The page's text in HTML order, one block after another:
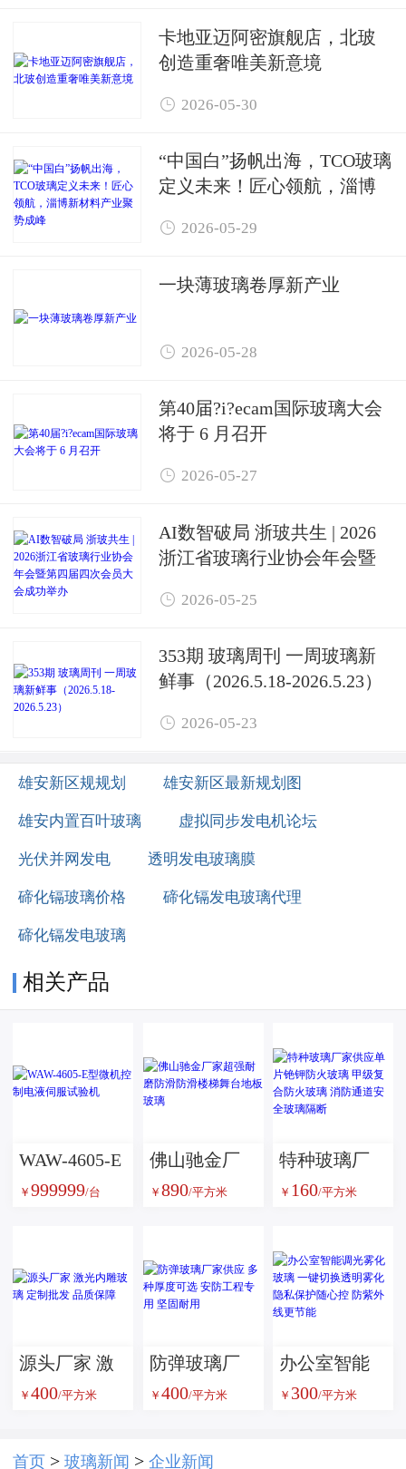
卡地亚迈阿密旗舰店，北玻
创造重奢唯美新意境
 2026-05-30
“中国白”扬帆出海，TCO玻璃
定义未来！匠心领航，淄博
 2026-05-29
一块薄玻璃卷厚新产业
 2026-05-28
第40届?i?ecam国际玻璃大会
将于 6 月召开
 2026-05-27
AI数智破局 浙玻共生 | 2026
浙江省玻璃行业协会年会暨
办
 2026-05-25
353期 玻璃周刊 一周玻璃新
鲜事（2026.5.18-2026.5.23）
 2026-05-23
雄安新区规规划 雄安新区最新规划图
雄安内置百叶玻璃 虚拟同步发电机论坛
光伏并网发电 透明发电玻璃膜
碲化镉玻璃价格 碲化镉发电玻璃代理
碲化镉发电玻璃
相关产品
WAW-4605-E
型微机控制
￥ 999999/台
佛山驰金厂
家超强耐磨
玻璃
￥ 890/平方米
特种玻璃厂
家供应单片
璃 甲级复合
防火玻璃 消
防通道安全
玻璃隔断
￥ 160/平方米
源头厂家 激
光内雕玻璃
质保障
￥ 400/平方米
防弹玻璃厂
家供应 多种
防工程专用
￥ 400/平方米
办公室智能
调光雾化玻
￥ 300/平方米
首页 > 玻璃新闻 > 企业新闻